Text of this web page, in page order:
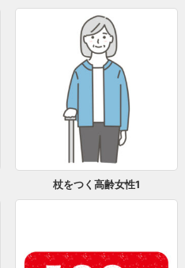
杖をつく高齢女性1